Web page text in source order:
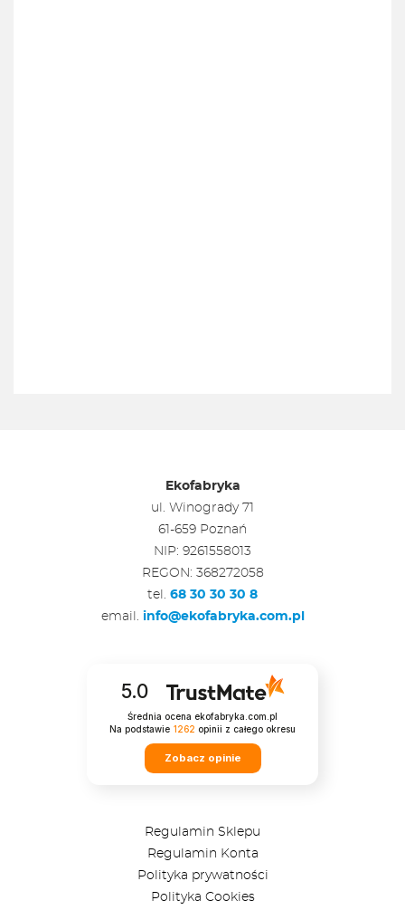
Ekofabryka
ul. Winogrady 71
61-659 Poznań
NIP: 9261558013
REGON: 368272058
tel. 68 30 30 30 8
email. info@ekofabryka.com.pl
5.0
Średnia ocena ekofabryka.com.pl
Na podstawie 1262 opinii z całego okresu
Zobacz opinie
Regulamin Sklepu
Regulamin Konta
Polityka prywatności
Polityka Cookies